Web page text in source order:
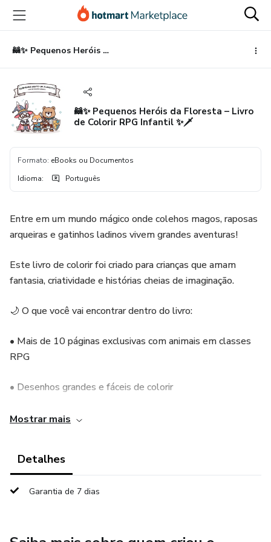
para
conteúdo
principal
para
pagamento
para
rodapé
🦝✨ Pequenos Heróis da Floresta – Livro de Colorir RPG Infantil ✨🗡️
🦝✨ Pequenos Heróis da Floresta – Livro
de Colorir RPG Infantil ✨🗡️
Formato: eBooks ou Documentos
Idioma: Português
Entre em um mundo mágico onde colehos magos, raposas
arqueiras e gatinhos ladinos vivem grandes aventuras!
Este livro de colorir foi criado para crianças que amam
fantasia, criatividade e histórias cheias de imaginação.
🌙 O que você vai encontrar dentro do livro:
• Mais de 10 páginas exclusivas com animais em classes
RPG
• Desenhos grandes e fáceis de colorir
• Estilo fofo e encantador
• Arquivo em PDF pronto para imprimir quantas vezes
quiser
Mostrar mais
Detalhes
Garantia de 7 dias